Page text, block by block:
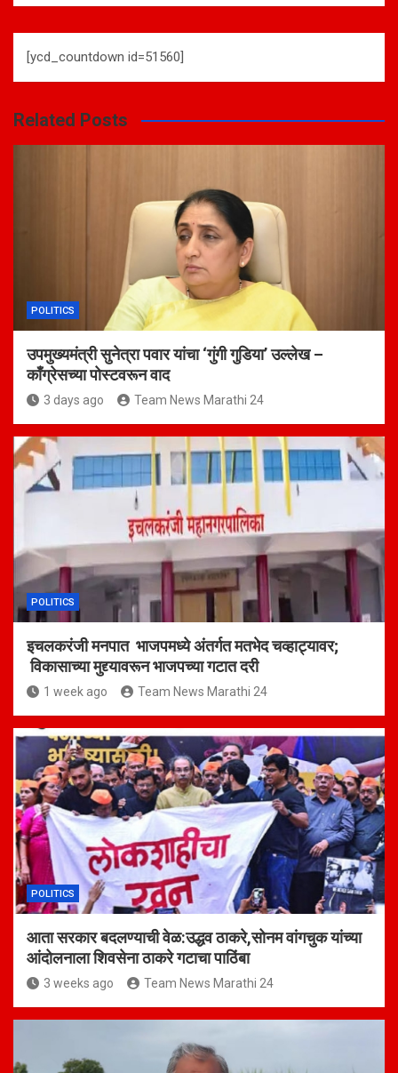
[ycd_countdown id=51560]
Related Posts
POLITICS
उपमुख्यमंत्री सुनेत्रा पवार यांचा ‘गुंगी गुडिया’ उल्लेख –
काँग्रेसच्या पोस्टवरून वाद
3 days ago Team News Marathi 24
POLITICS
इचलकरंजी मनपात भाजपमध्ये अंतर्गत मतभेद चव्हाट्यावर;
विकासाच्या मुद्द्यावरून भाजपच्या गटात दरी
1 week ago Team News Marathi 24
POLITICS
आता सरकार बदलण्याची वेळ:उद्धव ठाकरे,सोनम वांगचुक यांच्या
आंदोलनाला शिवसेना ठाकरे गटाचा पाठिंबा
3 weeks ago Team News Marathi 24